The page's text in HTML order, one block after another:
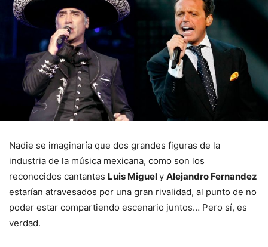
Nadie se imaginaría que dos grandes figuras de la
industria de la música mexicana, como son los
reconocidos cantantes Luis Miguely Alejandro Fernandez
estarían atravesados por una gran rivalidad, al punto de no
poder estar compartiendo escenario juntos… Pero sí, es
verdad.